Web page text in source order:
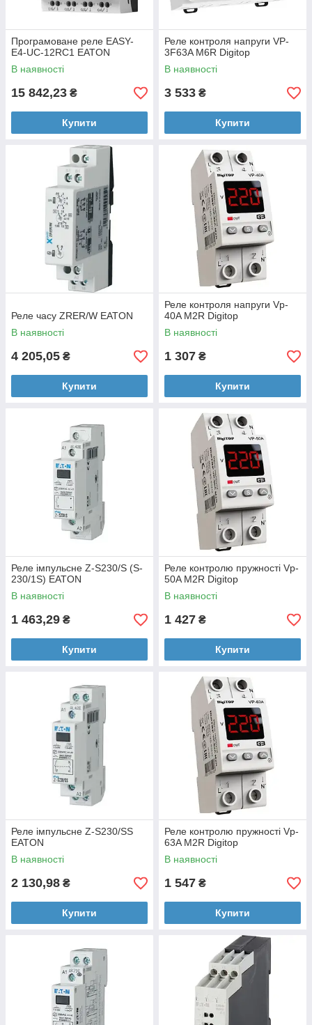
Програмоване реле EASY-
E4-UC-12RC1 EATON
В наявності
15 842,23 ₴
Купити
Реле контроля напруги VP-
3F63A M6R Digitop
В наявності
3 533 ₴
Купити
Реле часу ZRER/W EATON
В наявності
4 205,05 ₴
Купити
Реле контроля напруги Vp-
40A M2R Digitop
В наявності
1 307 ₴
Купити
Реле імпульсне Z-S230/S (S-
230/1S) EATON
В наявності
1 463,29 ₴
Купити
Реле контролю пружності Vp-
50A M2R Digitop
В наявності
1 427 ₴
Купити
Реле імпульсне Z-S230/SS
EATON
В наявності
2 130,98 ₴
Купити
Реле контролю пружності Vp-
63A M2R Digitop
В наявності
1 547 ₴
Купити